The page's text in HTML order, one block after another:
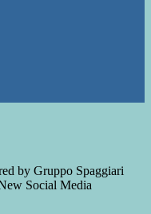
by Gruppo Spaggiari
Social Media